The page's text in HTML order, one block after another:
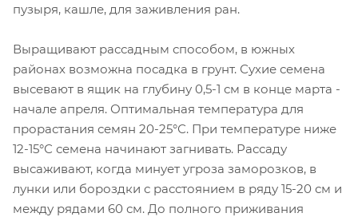
пузыря, кашле, для заживления ран.
Выращивают рассадным способом, в южных
районах возможна посадка в грунт. Сухие семена
высевают в ящик на глубину 0,5-1 см в конце марта -
начале апреля. Оптимальная температура для
прорастания семян 20-25°С. При температуре ниже
12-15°С семена начинают загнивать. Рассаду
высаживают, когда минует угроза заморозков, в
лунки или бороздки с расстоянием в ряду 15-20 см и
между рядами 60 см. До полного приживания